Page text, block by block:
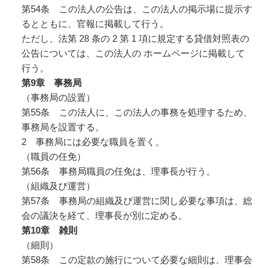
第54条 この法人の公告は、この法人の掲示場に提示す
るとともに、官報に掲載して行う。
ただし、法第 28 条の 2 第 1 項に規定する貸借対照表の
公告については、この法人の ホームページに掲載して
行う。
第9章 事務局
（事務局の設置）
第55条 この法人に、この法人の事務を処理するため、
事務局を設置する。
2 事務局には必要な職員を置く。
（職員の任免）
第56条 事務局職員の任免は、理事長が行う。
（組織及び運営）
第57条 事務局の組織及び運営に関し必要な事項は、総
会の議決を経て、理事長が別に定める。
第10章 雑則
（細則）
第58条 この定款の施行について必要な細則は、理事会